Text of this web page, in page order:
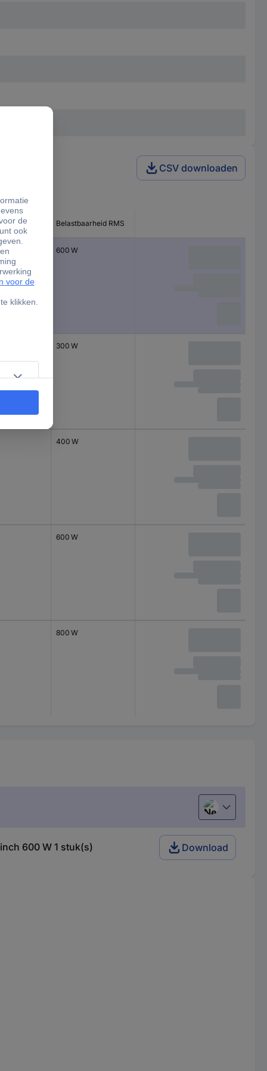
CSV downloaden
(max.) Belastbaarheid RMS
600 W
300 W
400 W
600 W
800 W
Nederlands
600 W 1 stuk(s) Download